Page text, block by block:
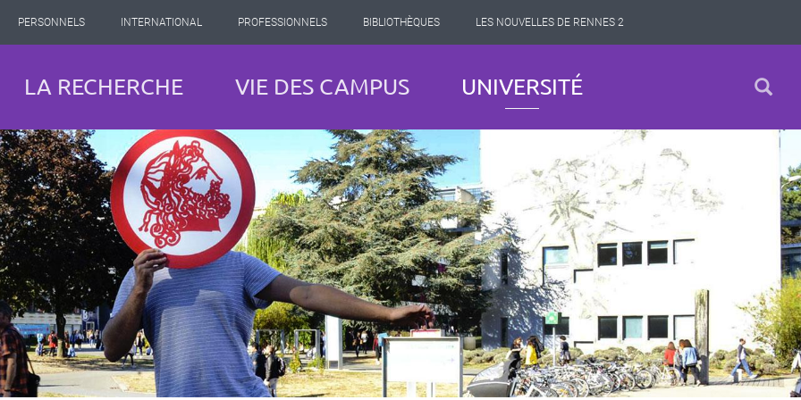
PERSONNELS INTERNATIONAL PROFESSIONNELS BIBLIOTHÈQUES LES NOUVELLES DE RENNES 2
LA RECHERCHE VIE DES CAMPUS UNIVERSITÉ